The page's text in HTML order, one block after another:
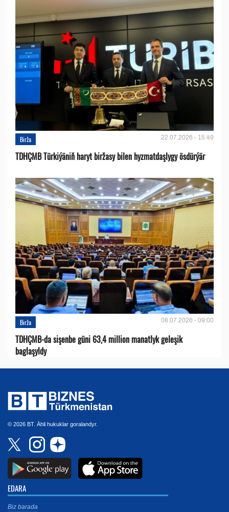
Birža 22.07.2026 - 15:49
TDHÇMB Türkiýäniň haryt biržasy bilen hyzmatdaşlygy ösdürýär
Birža 08.07.2026 - 09:00
TDHÇMB-da sişenbe güni 63,4 million manatlyk geleşik
baglaşyldy
© 2026 BT. Ähli hukuklar goralandyr.
EDARA
Biz barada